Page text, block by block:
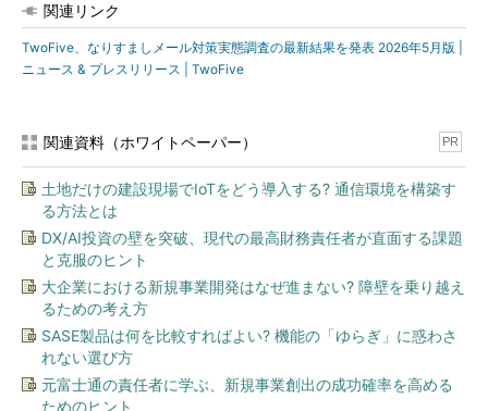
関連リンク
TwoFive、なりすましメール対策実態調査の最新結果を発表 2026年5月版 |
ニュース & プレスリリース | TwoFive
関連資料（ホワイトペーパー） PR
土地だけの建設現場でIoTをどう導入する? 通信環境を構築す
る方法とは
DX/AI投資の壁を突破、現代の最高財務責任者が直面する課題
と克服のヒント
大企業における新規事業開発はなぜ進まない? 障壁を乗り越え
るための考え方
SASE製品は何を比較すればよい? 機能の「ゆらぎ」に惑わさ
れない選び方
元富士通の責任者に学ぶ、新規事業創出の成功確率を高める
ためのヒント